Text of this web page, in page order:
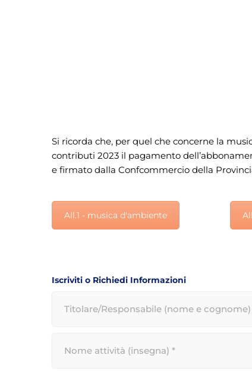
Si ricorda che, per quel che concerne la
contributi 2023 il pagamento
e firmato dalla Confcommercio della
All.1 - musica d'ambiente
Iscriviti o Richiedi Informazioni